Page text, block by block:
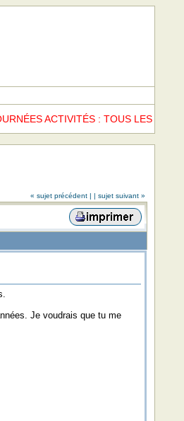
ACTIVITÉS : TOUS LES
« sujet précédent | | sujet suivant »
Je voudrais que tu me